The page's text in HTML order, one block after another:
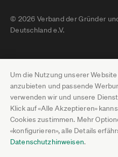
Um die Nutzung unserer
anzubieten und passende
verwenden wir und unsere
Klick auf «Alle Akzeptieren»
Cookies zustimmen. Mehr
«konfigurieren», alle Details
Datenschutzhinweisen.
© 2026 Verband der Gründer
Deutschland e.V.
Impressum
Datenschutz
Pressebereich
Jobs